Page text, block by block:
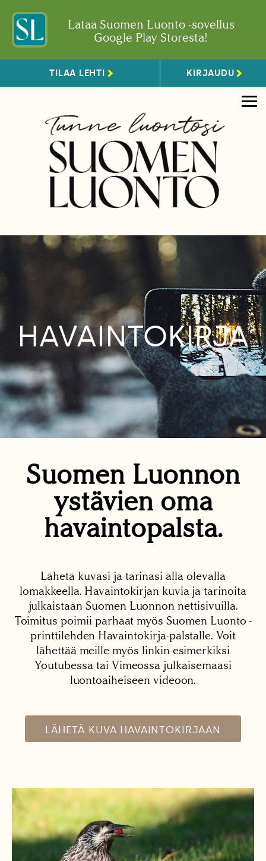
Lataa Suomen Luonto -sovellus
Google Play Storesta!
TILAA LEHTI KIRJAUDU
HAVAINTOKIRJA
Suomen Luonnon
ystävien oma
havaintopalsta.
Lähetä kuvasi ja tarinasi alla olevalla
lomakkeella. Havaintokirjan kuvia ja tarinoita
julkaistaan Suomen Luonnon nettisivuilla.
Toimitus poimii parhaat myös Suomen Luonto -
printtilehden Havaintokirja-palstalle. Voit
lähettää meille myös linkin esimerkiksi
Youtubessa tai Vimeossa julkaisemaasi
luontoaiheiseen videoon.
LÄHETÄ KUVA HAVAINTOKIRJAAN